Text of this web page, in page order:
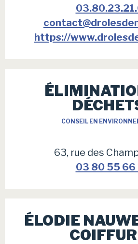
https://
CONSEIL EN
63, rue des
03 80 55 66
ÉLODIE